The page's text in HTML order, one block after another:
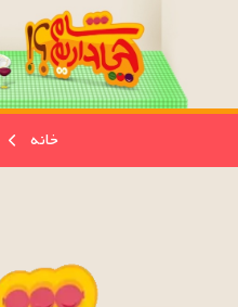
خانه